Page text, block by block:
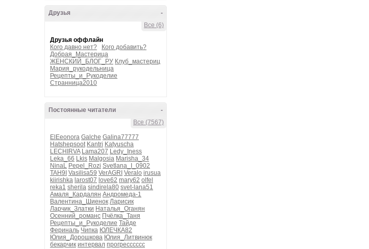
-
Друзья
Все (6)
Друзья оффлайн
Кого давно нет?
Кого добавить?
Добрая_Мастерица
ЖЕНСКИЙ_БЛОГ_РУ Клуб_мастериц
Мария_рукодельница
Рецепты_и_Рукоделие
Странница2010
-
Постоянные читатели
Все (7567)
ElEeonora Galche Galina77777
Hatshepsoot Kantri Katyuscha
LECHIRVA Lama207 Ledy_Iness
Leka_66 Lkis Malgosia Marisha_34
NinaL Pepel_Rozi Svetlana_I_0902
TAH9I Vasilisa59 VerAGRI Veralo irusua
kiirishka larost07 love62 mary62 olfel
reka1 sherila sindirela80 svet-lana51
Амаля_Кардалян Андромеда-1
Валентина_Шиенок Ларисик
Ларчик_Златки Наталья_Оганян
Осенний_романс Пчёлка_Таня
Рецепты_и_Рукоделие Тайде
Фериналь Чипка ЮЛЕЧКА82
Юлия_Дорошкова Юлия_Литвинюк
бекарчик интервал прогресссссс